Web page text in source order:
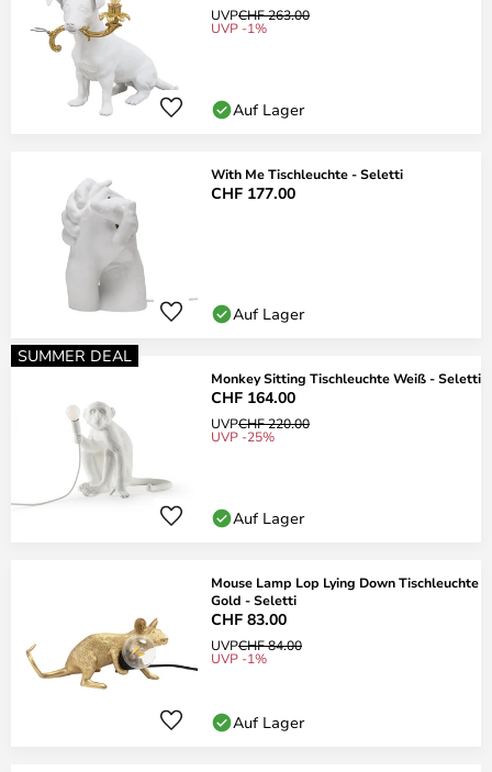
UVPCHF 263.00
UVP -1%
Auf Lager
With Me Tischleuchte - Seletti
CHF 177.00
Auf Lager
SUMMER DEAL
Monkey Sitting Tischleuchte Weiß - Seletti
CHF 164.00
UVPCHF 220.00
UVP -25%
Auf Lager
Mouse Lamp Lop Lying Down Tischleuchte
Gold - Seletti
CHF 83.00
UVPCHF 84.00
UVP -1%
Auf Lager